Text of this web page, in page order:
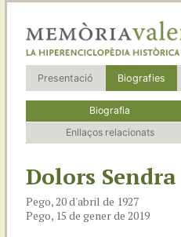
Presentació Biografies
Biografia
Enllaços relacionats
Dolors
Pego, 20 d'abril de 1927
Pego, 15 de gener de 2019